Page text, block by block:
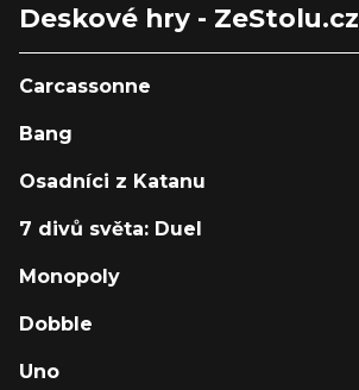
Deskové hry - ZeStolu.cz
Carcassonne
Bang
Osadníci z Katanu
7 divů světa: Duel
Monopoly
Dobble
Uno